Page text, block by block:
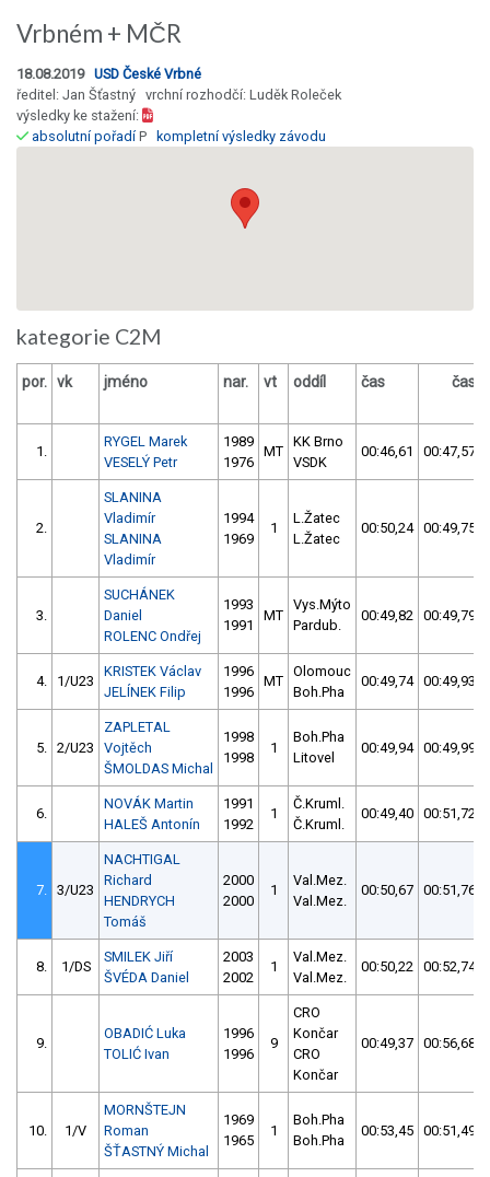
Vrbném + MČR
18.08.2019 USD České Vrbné
ředitel: Jan Šťastný vrchní rozhodčí: Luděk Roleček
výsledky ke stažení:
absolutní pořadíP kompletní výsledky závodu
kategorie C2M
por. vk jméno nar. vt oddíl čas čas
1.
RYGEL Marek
VESELÝ Petr
1989
1976
MT
KK Brno
VSDK
00:46,61 00:47,57
2.
SLANINA
Vladimír
SLANINA
Vladimír
1994
1969
1
L.Žatec
L.Žatec
00:50,24 00:49,75
3.
SUCHÁNEK
Daniel
ROLENC Ondřej
1993
1991
MT
Vys.Mýto
Pardub.
00:49,82 00:49,79
4. 1/U23
KRISTEK Václav
JELÍNEK Filip
1996
1996
MT
Olomouc
Boh.Pha
00:49,74 00:49,93
5. 2/U23
ZAPLETAL
Vojtěch
ŠMOLDAS Michal
1998
1998
1
Boh.Pha
Litovel
00:49,94 00:49,99
6.
NOVÁK Martin
HALEŠ Antonín
1991
1992
1
Č.Kruml.
Č.Kruml.
00:49,40 00:51,72
7. 3/U23
NACHTIGAL
Richard
HENDRYCH
Tomáš
2000
2000
1
Val.Mez.
Val.Mez.
00:50,67 00:51,76
8. 1/DS
SMILEK Jiří
ŠVÉDA Daniel
2003
2002
1
Val.Mez.
Val.Mez.
00:50,22 00:52,74
9.
OBADIĆ Luka
TOLIĆ Ivan
1996
1996
9
CRO
Končar
CRO
Končar
00:49,37 00:56,68
10. 1/V
MORNŠTEJN
Roman
ŠŤASTNÝ Michal
1969
1965
1
Boh.Pha
Boh.Pha
00:53,45 00:51,49